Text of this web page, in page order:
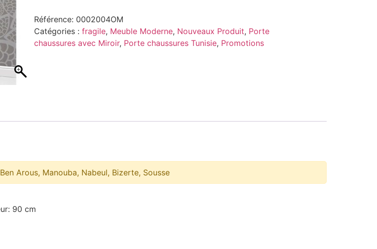
Référence: 0002004OM
Catégories :fragile, Meuble Moderne, Nouveaux Produit, Porte
chaussures avec Miroir, Porte chaussures Tunisie, Promotions
Arous, Manouba, Nabeul, Bizerte, Sousse
90 cm